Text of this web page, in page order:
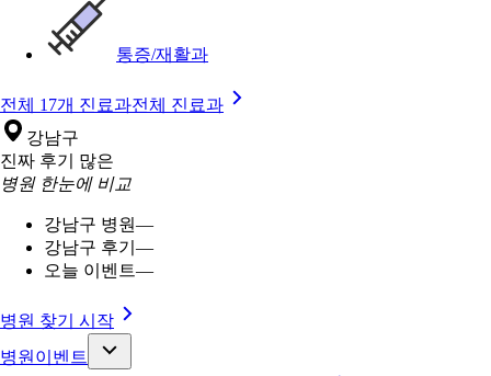
통증/재활과
전체 17개 진료과전체 진료과
강남구
진짜 후기 많은
병원 한눈에 비교
강남구 병원—
강남구 후기 —
오늘 이벤트—
병원 찾기 시작
병원이벤트